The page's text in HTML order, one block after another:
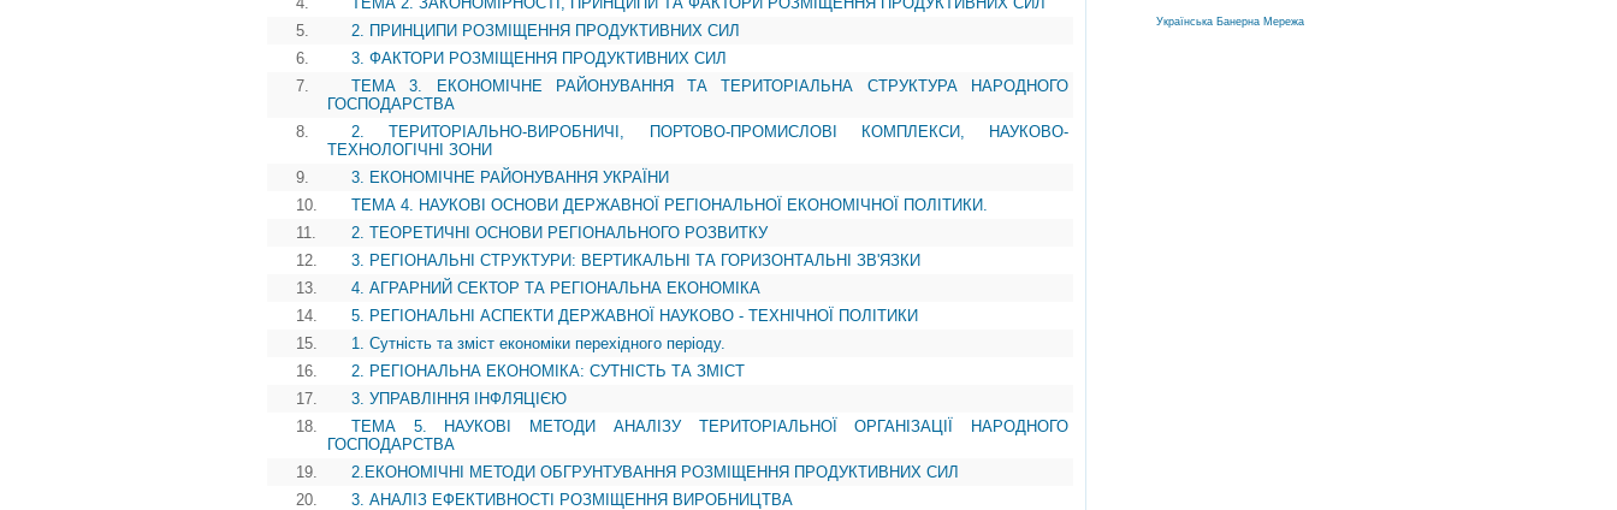
5.
2. ПРИНЦИПИ РОЗМІЩЕННЯ ПРОДУКТИВНИХ СИЛ
6.
3. ФАКТОРИ РОЗМІЩЕННЯ ПРОДУКТИВНИХ СИЛ
7.
ТЕМА 3. ЕКОНОМІЧНЕ РАЙОНУВАННЯ ТА ТЕРИТОРІАЛЬНА СТРУКТУРА НАРОДНОГО
ГОСПОДАРСТВА
8.
2. ТЕРИТОРІАЛЬНО-ВИРОБНИЧІ, ПОРТОВО-ПРОМИСЛОВІ КОМПЛЕКСИ, НАУКОВО-
ТЕХНОЛОГІЧНІ ЗОНИ
9.
3. ЕКОНОМІЧНЕ РАЙОНУВАННЯ УКРАЇНИ
10.
ТЕМА 4. НАУКОВІ ОСНОВИ ДЕРЖАВНОЇ РЕГІОНАЛЬНОЇ ЕКОНОМІЧНОЇ ПОЛІТИКИ.
11.
2. ТЕОРЕТИЧНІ ОСНОВИ РЕГІОНАЛЬНОГО РОЗВИТКУ
12.
3. РЕГІОНАЛЬНІ СТРУКТУРИ: ВЕРТИКАЛЬНІ ТА ГОРИЗОНТАЛЬНІ ЗВ'ЯЗКИ
13.
4. АГРАРНИЙ СЕКТОР ТА РЕГІОНАЛЬНА ЕКОНОМІКА
14.
5. РЕГІОНАЛЬНІ АСПЕКТИ ДЕРЖАВНОЇ НАУКОВО - ТЕХНІЧНОЇ ПОЛІТИКИ
15.
1. Сутність та зміст економіки перехідного періоду.
16.
2. РЕГІОНАЛЬНА ЕКОНОМІКА: СУТНІСТЬ ТА ЗМІСТ
17.
3. УПРАВЛІННЯ ІНФЛЯЦІЄЮ
18.
ТЕМА 5. НАУКОВІ МЕТОДИ АНАЛІЗУ ТЕРИТОРІАЛЬНОЇ ОРГАНІЗАЦІЇ НАРОДНОГО
ГОСПОДАРСТВА
19.
2.ЕКОНОМІЧНІ МЕТОДИ ОБГРУНТУВАННЯ РОЗМІЩЕННЯ ПРОДУКТИВНИХ СИЛ
20.
3. АНАЛІЗ ЕФЕКТИВНОСТІ РОЗМІЩЕННЯ ВИРОБНИЦТВА
Українська Банерна Мережа